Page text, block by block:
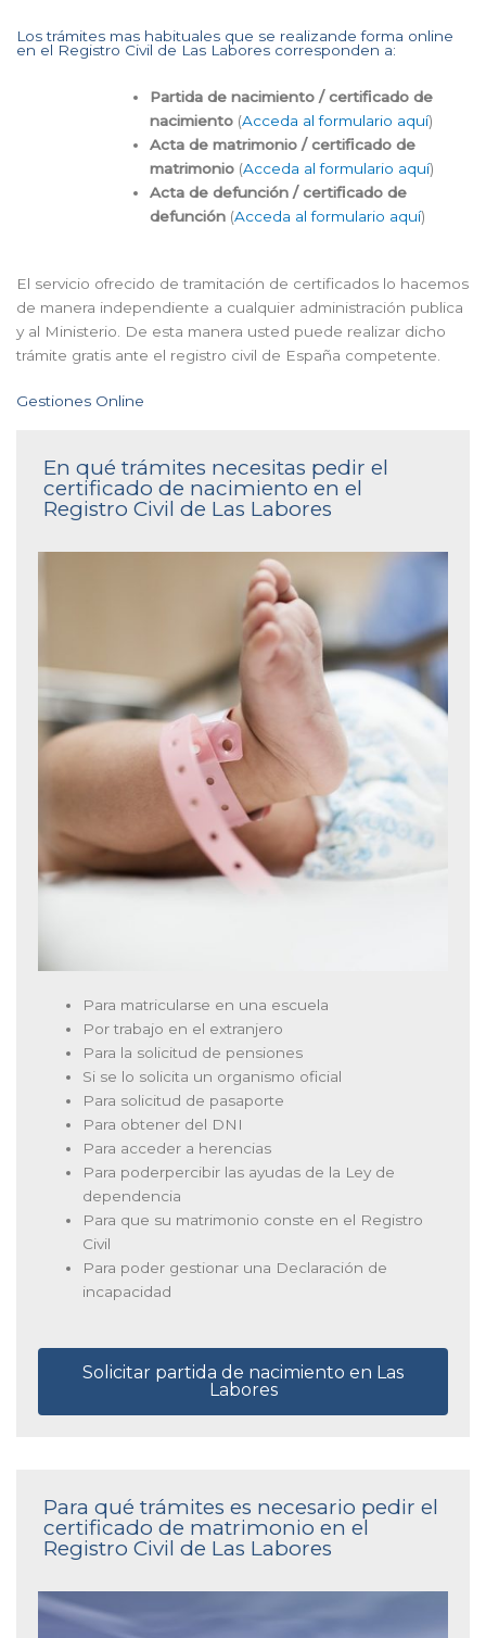
Los trámites mas habituales que se realizande forma online
en el Registro Civil de Las Labores corresponden a:
Partida de nacimiento / certificado de
nacimiento (Acceda al formulario aquí)
Acta de matrimonio / certificado de
matrimonio (Acceda al formulario aquí)
Acta de defunción / certificado de
defunción (Acceda al formulario aquí)
El servicio ofrecido de tramitación de certificados lo hacemos
de manera independiente a cualquier administración publica
y al Ministerio. De esta manera usted puede realizar dicho
trámite gratis ante el registro civil de España competente.
Gestiones Online
En qué trámites necesitas pedir el
certificado de nacimiento en el
Registro Civil de Las Labores
Para matricularse en una escuela
Por trabajo en el extranjero
Para la solicitud de pensiones
Si se lo solicita un organismo oficial
Para solicitud de pasaporte
Para obtener del DNI
Para acceder a herencias
Para poderpercibir las ayudas de la Ley de
dependencia
Para que su matrimonio conste en el Registro
Civil
Para poder gestionar una Declaración de
incapacidad
Solicitar partida de nacimiento en Las
Labores
Para qué trámites es necesario pedir el
certificado de matrimonio en el
Registro Civil de Las Labores